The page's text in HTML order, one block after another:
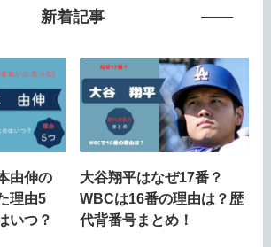
新着記事
由伸の
理由5
いつ？
大谷翔平はなぜ17番？
WBCは16番の理由は？歴
代背番号まとめ！